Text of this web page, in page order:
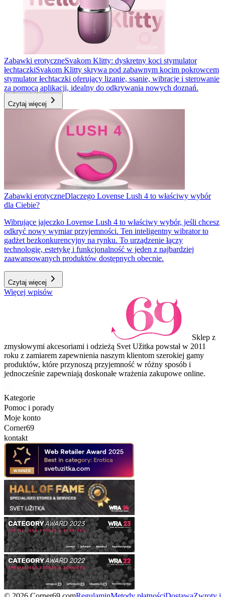
Zabawki erotyczneSvakom Klitty: dyskretny koci stymulator
łechtaczkiSvakom Klitty skrywa pod zabawnym kocim pokrowcem
stymulator łechtaczki oferujący lizanie, ssanie, wibracje i sterowanie
za pomocą aplikacji, idealny do odkrywania nowych doznań.
Czytaj więcej
Zabawki erotyczneDlaczego Lovense Lush 4 to właściwy wybór
dla Ciebie?
Wibrujące jajeczko Lovense Lush 4 to właściwy wybór, jeśli chcesz
odkryć nowy wymiar przyjemności. Ten inteligentny wibrator to
gadżet bezkonkurencyjny na rynku. To urządzenie łączy
technologię, estetykę i funkcjonalność w jeden z najbardziej
zaawansowanych produktów dostępnych obecnie.
Czytaj więcej
Więcej wpisów
Sklep z
zmysłowymi akcesoriami i odzieżą Svet Užitka powstał w 2011
roku z zamiarem zapewnienia naszym klientom szerokiej gamy
produktów, które przynoszą przyjemność w różny sposób i
jednocześnie zapewniają doskonałe wrażenia zakupowe online.
Kategorie
Pomoc i porady
Moje konto
Corner69
kontakt